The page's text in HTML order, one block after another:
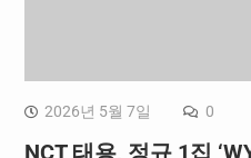
2026년 5월 7일 0